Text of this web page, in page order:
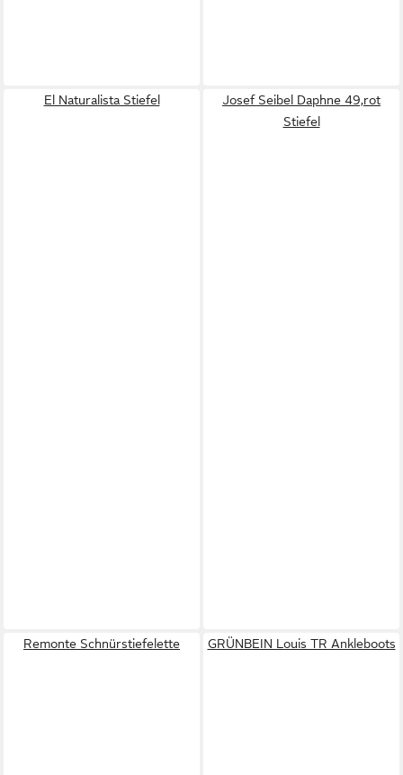
El Naturalista Stiefel
Josef Seibel Daphne 49,rot
Stiefel
Remonte Schnürstiefelette GRÜNBEIN Louis TR Ankleboots